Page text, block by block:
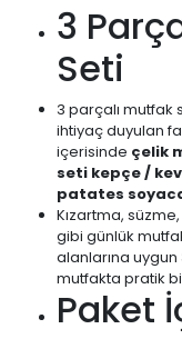
3
Seti
3 parçalı mutfak
ihtiyaç duyulan
içerisinde çelik
seti kepçe /
patates
Kızartma,
gibi günlük
alanlarına
mutfakta pratik
Paket